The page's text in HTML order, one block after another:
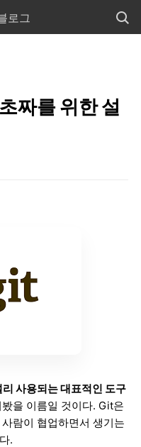
로그
짜를 위한 설
사용되는 대표적인 도구
을 이름일 것이다. Git은
람이 협업하면서 생기는
.